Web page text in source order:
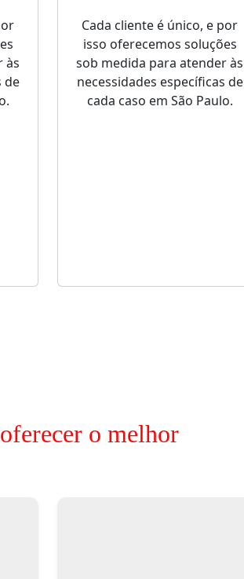
às
de
Cada cliente é único, e por
isso oferecemos soluções
sob medida para atender às
necessidades específicas de
cada caso em São Paulo.
o melhor